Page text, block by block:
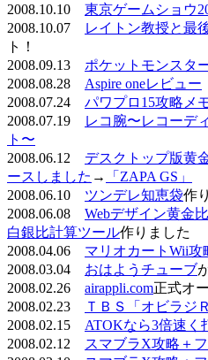
2008.10.10 東京ゲームショウ
2008.10.07
レイトン教授と最
ト！
2008.09.13 ポケットモンスタ
2008.08.28 Aspire oneレビュー
2008.07.24 パワプロ15攻略メ
2008.07.19
レコ腕〜レコーデ
ト〜
2008.06.12 デスクトップ版黄
ースしました →
「ZAPA GS」
2008.06.10 ツンデレ知恵袋作
2008.06.08 Webデザイン黄金
白銀比計算ツール作りました
2008.04.06 マリオカートWii攻
2008.03.04 おはようチューブ
2008.02.26 airappli.com正式オ
2008.02.23
ＴＢＳ「オビラジ
2008.02.15 ATOKなら3倍速く
2008.02.12
スマブラX攻略＋